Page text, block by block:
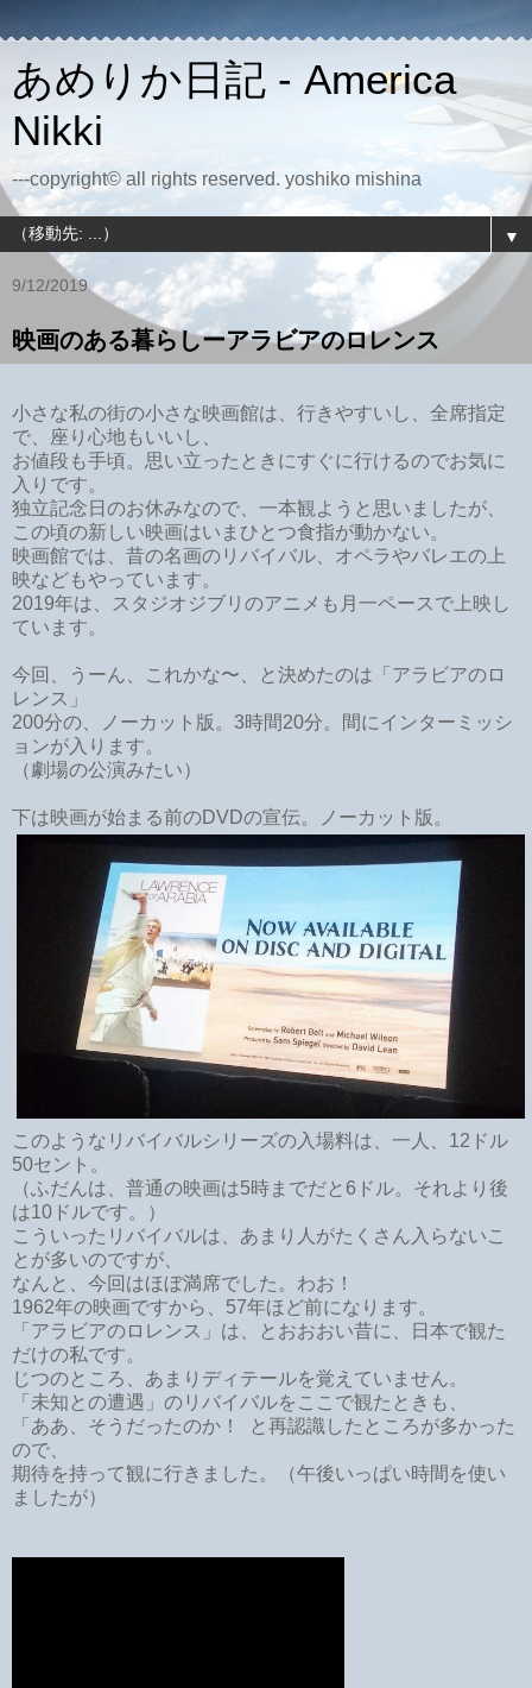
あめりか日記 - America
Nikki
---copyright© all rights reserved. yoshiko mishina
▼
9/12/2019
映画のある暮らしーアラビアのロレンス
小さな私の街の小さな映画館は、行きやすいし、全席指定
で、座り心地もいいし、
お値段も手頃。思い立ったときにすぐに行けるのでお気に
入りです。
独立記念日のお休みなので、一本観ようと思いましたが、
この頃の新しい映画はいまひとつ食指が動かない。
映画館では、昔の名画のリバイバル、オペラやバレエの上
映などもやっています。
2019年は、スタジオジブリのアニメも月一ペースで上映し
ています。
今回、うーん、これかな〜、と決めたのは「アラビアのロ
レンス」
200分の、ノーカット版。3時間20分。間にインターミッシ
ョンが入ります。
（劇場の公演みたい）
下は映画が始まる前のDVDの宣伝。ノーカット版。
このようなリバイバルシリーズの入場料は、一人、12ドル
50セント。
（ふだんは、普通の映画は5時までだと6ドル。それより後
は10ドルです。）
こういったリバイバルは、あまり人がたくさん入らないこ
とが多いのですが、
なんと、今回はほぼ満席でした。わお！
1962年の映画ですから、57年ほど前になります。
「アラビアのロレンス」は、とおおおい昔に、日本で観た
だけの私です。
じつのところ、あまりディテールを覚えていません。
「未知との遭遇」のリバイバルをここで観たときも、
「ああ、そうだったのか！ と再認識したところが多かった
ので、
期待を持って観に行きました。（午後いっぱい時間を使い
ましたが）